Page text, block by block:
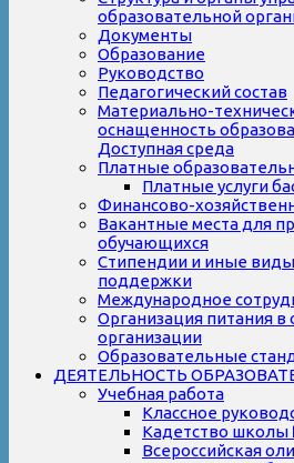
образовательной
Документы
Образование
Руководство
Педагогический состав
Материально-
оснащенность
Доступная среда
Платные
Платные услуги
Финансово-
Вакантные места для
обучающихся
Стипендии и иные
поддержки
Международное
Организация питания в
организации
Образовательные
ДЕЯТЕЛЬНОСТЬ
Учебная работа
Классное
Кадетство школы
Всероссийская